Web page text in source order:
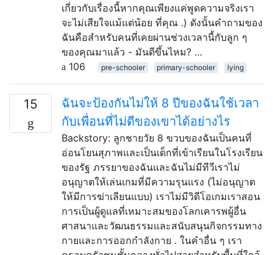
เกี่ยวกับเรื่องนี้หากคุณเพียงแค่พูดความจริงเรา
จะไม่เสียใจแม้แต่น้อย ที่คุณ .) ดังนั้นคำถามของ
ฉันคือสำหรับคนที่เคยผ่านช่วงเวลานี้กับลูก ๆ
ของคุณมาแล้ว - มันดีขึ้นไหม? …
106
pre-schooler primary-schooler lying
15
ฉันจะป้องกันไม่ให้ 8 ปีของฉันใช้เวลา
กับเพื่อนที่ไม่ดีของเขาได้อย่างไร
Backstory: ลูกชายวัย 8 ขวบของฉันเป็นคนที่
อ่อนโยนสุภาพและเป็นเด็กที่เข้าเรียนในโรงเรียน
ของรัฐ ภรรยาของฉันและฉันไม่มีทีวีเราไม่
อนุญาตให้เล่นเกมที่มีความรุนแรง (ไม่อนุญาต
ให้มีการฆ่าเลียนแบบ) เราไม่มีวิดีโอเกมเราสอน
การเป็นผู้ดูแลที่เหมาะสมของโลกเคารพผู้อื่น
ศาสนาและวัฒนธรรมและสนับสนุนกิจกรรมทาง
กายและการออกกำลังกาย . ในคำอื่น ๆ เรา